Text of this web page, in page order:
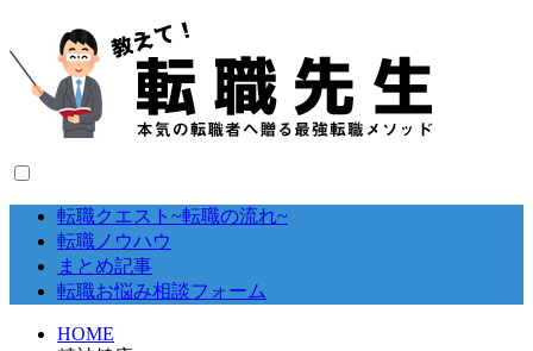
転職クエスト~転職の流れ~
転職ノウハウ
まとめ記事
転職お悩み相談フォーム
HOME